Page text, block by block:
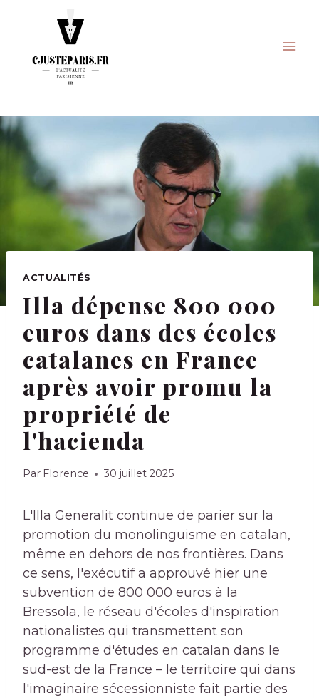
ACTUALITÉS
Illa dépense 800 000
euros dans des écoles
catalanes en France
après avoir promu la
propriété de
l'hacienda
Par Florence 30 juillet 2025
L'Illa Generalit continue de parier sur la
promotion du monolinguisme en catalan,
même en dehors de nos frontières. Dans
ce sens, l'exécutif a approuvé hier une
subvention de 800 000 euros à la
Bressola, le réseau d'écoles d'inspiration
nationalistes qui transmettent son
programme d'études en catalan dans le
sud-est de la France – le territoire qui dans
l'imaginaire sécessionniste fait partie des